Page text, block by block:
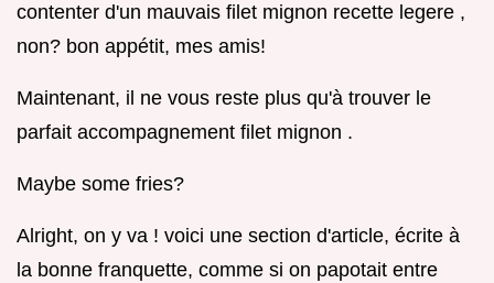
contenter d'un mauvais filet mignon recette legere ,
non? bon appétit, mes amis!
Maintenant, il ne vous reste plus qu'à trouver le
parfait accompagnement filet mignon .
Maybe some fries?
Alright, on y va ! voici une section d'article, écrite à
la bonne franquette, comme si on papotait entre